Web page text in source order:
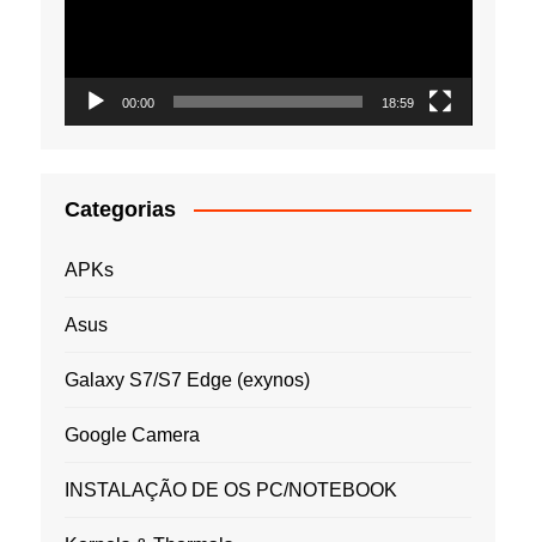
00:00 18:59
Categorias
APKs
Asus
Galaxy S7/S7 Edge (exynos)
Google Camera
INSTALAÇÃO DE OS PC/NOTEBOOK